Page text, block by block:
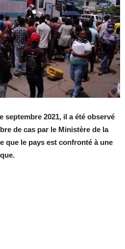
septembre 2021, il a été observé
de cas par le Ministère de la
que le pays est confronté à une